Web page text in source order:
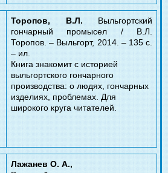
Торопов, В.Л. Выльгортский
гончарный промысел / В.Л.
Торопов. – Выльгорт, 2014. – 135 с.
– ил.
Книга знакомит с историей
выльгортского гончарного
производства: о людях, гончарных
изделиях, проблемах. Для
широкого круга читателей.
Лажанев О. А.,